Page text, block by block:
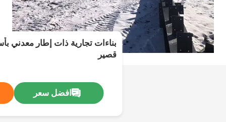
بناءات تجارية ذات إطار معدني
قصير
افضل سعر